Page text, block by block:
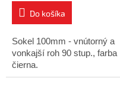
Do košíka
Sokel 100mm - vnútorný a
vonkajší roh 90 stup., farba
čierna.